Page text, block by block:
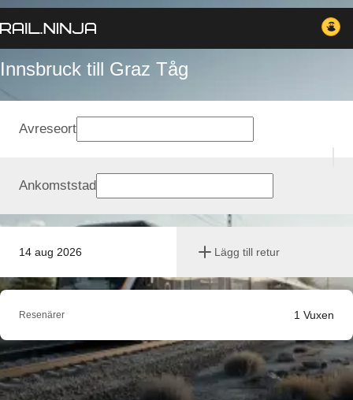
Innsbruck till Graz Tåg
14 aug 2026 Lägg till retur
Avreseort
Ankomststad
Resenärer 1 Vuxen